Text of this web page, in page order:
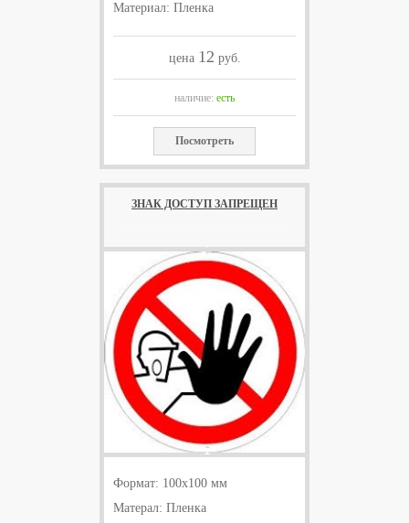
Материал: Пленка
цена 12 руб.
наличие: есть
Посмотреть
ЗНАК ДОСТУП ЗАПРЕЩЕН
Формат: 100х100 мм
Матерал: Пленка